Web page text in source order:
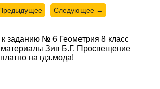
Следующее →
заданию № 6 Геометрия 8 класс
материалы Зив Б.Г. Просвещение
на гдз.мода!